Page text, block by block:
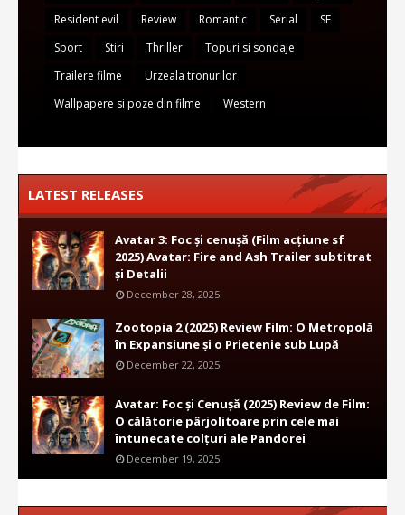
Resident evil
Review Romantic Serial
SF
Sport
Stiri Thriller
Topuri si sondaje
Trailere filme
Urzeala tronurilor
Wallpapere si poze din filme
Western
LATEST RELEASES
Avatar 3: Foc și cenușă (Film acțiune sf
2025) Avatar: Fire and Ash Trailer subtitrat
și Detalii
December 28, 2025
Zootopia 2 (2025) Review Film: O Metropolă
în Expansiune și o Prietenie sub Lupă
December 22, 2025
Avatar: Foc și Cenușă (2025) Review de Film:
O călătorie pârjolitoare prin cele mai
întunecate colțuri ale Pandorei
December 19, 2025